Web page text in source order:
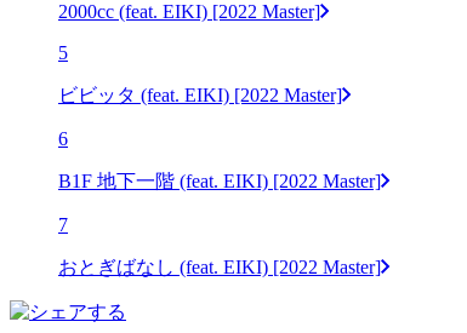
2000cc (feat. EIKI) [2022 Master]
5
ビビッタ (feat. EIKI) [2022 Master]
6
B1F 地下一階 (feat. EIKI) [2022 Master]
7
おとぎばなし (feat. EIKI) [2022 Master]